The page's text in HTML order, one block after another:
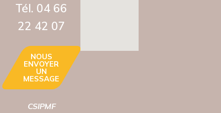
Tél. 04 66
22 42 07‬
NOUS
ENVOYER
UN
MESSAGE
CSIPMF